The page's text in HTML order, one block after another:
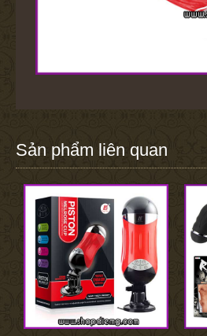
Sản phẩm liên quan